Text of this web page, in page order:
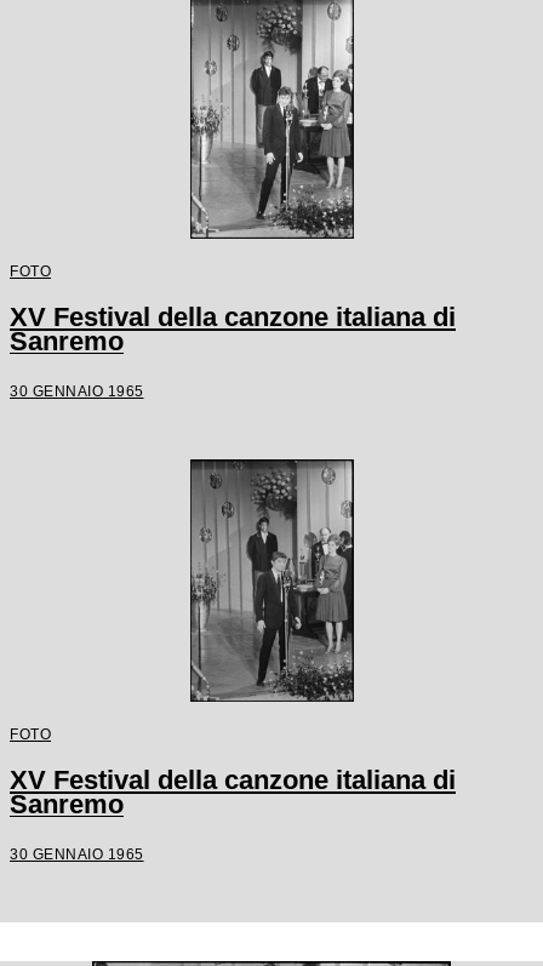
FOTO
XV Festival della canzone italiana di
Sanremo
30 GENNAIO 1965
FOTO
XV Festival della canzone italiana di
Sanremo
30 GENNAIO 1965